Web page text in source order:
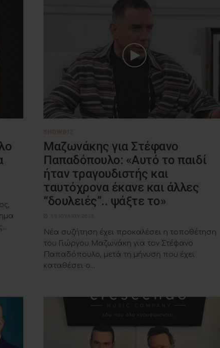
Μαζωνάκης για Στέφανο
Παπαδόπουλο: «Αυτό το παιδί
ήταν τραγουδιστής και
ταυτόχρονα έκανε και άλλες
“δουλειές”.. ψάξτε το»
Νέα συζήτηση έχει προκαλέσει η τοποθέτηση
του Γιώργου Μαζωνάκη για τον Στέφανο
Παπαδόπουλο, μετά τη μήνυση που έχει
καταθέσει ο...